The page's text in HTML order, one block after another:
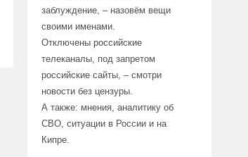
заблуждение, – назовём вещи
своими именами.
Отключены российские
телеканалы, под запретом
российские сайты, – смотри
новости без цензуры.
А также: мнения, аналитику об
СВО, ситуации в России и на
Кипре.